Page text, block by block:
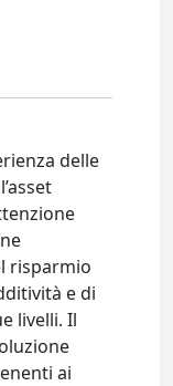
delle
risparmio
e di
livelli. Il
ai